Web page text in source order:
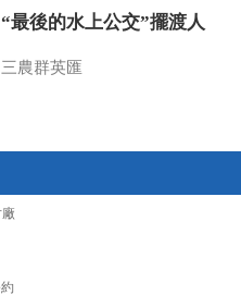
2015-10-15 13:21:02
“最後的水上公交”擺渡人
三農群英匯